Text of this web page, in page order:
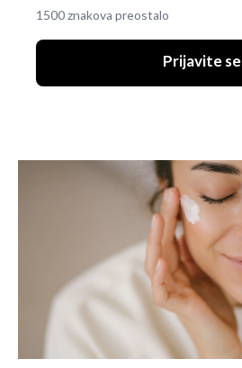
1500 znakova preostalo
Prijavite se